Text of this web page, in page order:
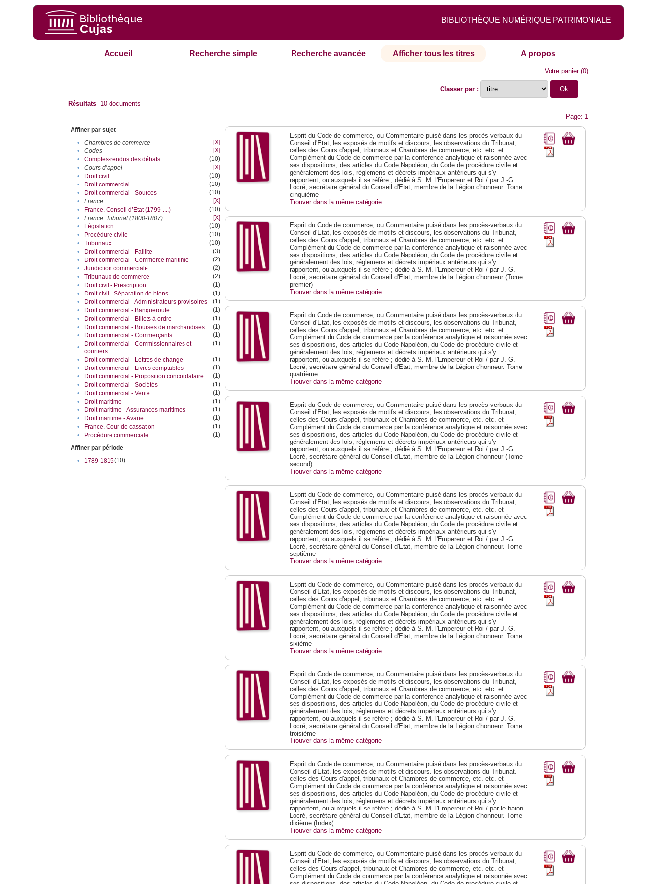
BIBLIOTHÈQUE NUMÉRIQUE PATRIMONIALE
Accueil Recherche simple Recherche avancée Afficher tous les titres A propos
Votre panier(0)
Classer par :
Résultats 10 documents
Page: 1
Affiner par sujet
•
Chambres de commerce
[X]
•
Codes
[X]
•
Comptes-rendus des débats
(10)
•
Cours d’appel
[X]
•
Droit civil
(10)
•
Droit commercial
(10)
•
Droit commercial - Sources
(10)
•
France
[X]
•
France. Conseil d’Etat (1799-....)
(10)
•
France. Tribunat (1800-1807)
[X]
•
Législation
(10)
•
Procédure civile
(10)
•
Tribunaux
(10)
•
Droit commercial - Faillite
(3)
•
Droit commercial - Commerce maritime
(2)
•
Juridiction commerciale
(2)
•
Tribunaux de commerce
(2)
•
Droit civil - Prescription
(1)
•
Droit civil - Séparation de biens
(1)
•
Droit commercial - Administrateurs provisoires
(1)
•
Droit commercial - Banqueroute
(1)
•
Droit commercial - Billets à ordre
(1)
•
Droit commercial - Bourses de marchandises
(1)
•
Droit commercial - Commerçants
(1)
•
Droit commercial - Commissionnaires et
courtiers
(1)
• Droit commercial - Lettres de change
(1)
•
Droit commercial - Livres comptables
(1)
•
Droit commercial - Proposition concordataire
(1)
•
Droit commercial - Sociétés
(1)
•
Droit commercial - Vente
(1)
•
Droit maritime
(1)
•
Droit maritime - Assurances maritimes
(1)
•
Droit maritime - Avarie
(1)
•
France. Cour de cassation
(1)
•
Procédure commerciale
(1)
Affiner par période
•
1789-1815(10)
Esprit du Code de commerce, ou Commentaire puisé dans les procès-verbaux du
Conseil d'Etat, les exposés de motifs et discours, les observations du Tribunat,
celles des Cours d'appel, tribunaux et Chambres de commerce, etc. etc. et
Complément du Code de commerce par la conférence analytique et raisonnée avec
ses dispositions, des articles du Code Napoléon, du Code de procédure civile et
généralement des lois, réglemens et décrets impériaux antérieurs qui s'y
rapportent, ou auxquels il se réfère ; dédié à S. M. l'Empereur et Roi / par J.-G.
Locré, secrétaire général du Conseil d'Etat, membre de la Légion d'honneur. Tome
cinquième
Trouver dans la même catégorie
Esprit du Code de commerce, ou Commentaire puisé dans les procès-verbaux du
Conseil d'Etat, les exposés de motifs et discours, les observations du Tribunat,
celles des Cours d'appel, tribunaux et Chambres de commerce, etc. etc. et
Complément du Code de commerce par la conférence analytique et raisonnée avec
ses dispositions, des articles du Code Napoléon, du Code de procédure civile et
généralement des lois, réglemens et décrets impériaux antérieurs qui s'y
rapportent, ou auxquels il se réfère ; dédié à S. M. l'Empereur et Roi / par J.-G.
Locré, secrétaire général du Conseil d'Etat, membre de la Légion d'honneur (Tome
premier)
Trouver dans la même catégorie
Esprit du Code de commerce, ou Commentaire puisé dans les procès-verbaux du
Conseil d'Etat, les exposés de motifs et discours, les observations du Tribunat,
celles des Cours d'appel, tribunaux et Chambres de commerce, etc. etc. et
Complément du Code de commerce par la conférence analytique et raisonnée avec
ses dispositions, des articles du Code Napoléon, du Code de procédure civile et
généralement des lois, réglemens et décrets impériaux antérieurs qui s'y
rapportent, ou auxquels il se réfère ; dédié à S. M. l'Empereur et Roi / par J.-G.
Locré, secrétaire général du Conseil d'Etat, membre de la Légion d'honneur. Tome
quatrième
Trouver dans la même catégorie
Esprit du Code de commerce, ou Commentaire puisé dans les procès-verbaux du
Conseil d'Etat, les exposés de motifs et discours, les observations du Tribunat,
celles des Cours d'appel, tribunaux et Chambres de commerce, etc. etc. et
Complément du Code de commerce par la conférence analytique et raisonnée avec
ses dispositions, des articles du Code Napoléon, du Code de procédure civile et
généralement des lois, réglemens et décrets impériaux antérieurs qui s'y
rapportent, ou auxquels il se réfère ; dédié à S. M. l'Empereur et Roi / par J.-G.
Locré, secrétaire général du Conseil d'Etat, membre de la Légion d'honneur (Tome
second)
Trouver dans la même catégorie
Esprit du Code de commerce, ou Commentaire puisé dans les procès-verbaux du
Conseil d'Etat, les exposés de motifs et discours, les observations du Tribunat,
celles des Cours d'appel, tribunaux et Chambres de commerce, etc. etc. et
Complément du Code de commerce par la conférence analytique et raisonnée avec
ses dispositions, des articles du Code Napoléon, du Code de procédure civile et
généralement des lois, réglemens et décrets impériaux antérieurs qui s'y
rapportent, ou auxquels il se réfère ; dédié à S. M. l'Empereur et Roi / par J.-G.
Locré, secrétaire général du Conseil d'Etat, membre de la Légion d'honneur. Tome
septième
Trouver dans la même catégorie
Esprit du Code de commerce, ou Commentaire puisé dans les procès-verbaux du
Conseil d'Etat, les exposés de motifs et discours, les observations du Tribunat,
celles des Cours d'appel, tribunaux et Chambres de commerce, etc. etc. et
Complément du Code de commerce par la conférence analytique et raisonnée avec
ses dispositions, des articles du Code Napoléon, du Code de procédure civile et
généralement des lois, réglemens et décrets impériaux antérieurs qui s'y
rapportent, ou auxquels il se réfère ; dédié à S. M. l'Empereur et Roi / par J.-G.
Locré, secrétaire général du Conseil d'Etat, membre de la Légion d'honneur. Tome
sixième
Trouver dans la même catégorie
Esprit du Code de commerce, ou Commentaire puisé dans les procès-verbaux du
Conseil d'Etat, les exposés de motifs et discours, les observations du Tribunat,
celles des Cours d'appel, tribunaux et Chambres de commerce, etc. etc. et
Complément du Code de commerce par la conférence analytique et raisonnée avec
ses dispositions, des articles du Code Napoléon, du Code de procédure civile et
généralement des lois, réglemens et décrets impériaux antérieurs qui s'y
rapportent, ou auxquels il se réfère ; dédié à S. M. l'Empereur et Roi / par J.-G.
Locré, secrétaire général du Conseil d'Etat, membre de la Légion d'honneur. Tome
troisième
Trouver dans la même catégorie
Esprit du Code de commerce, ou Commentaire puisé dans les procès-verbaux du
Conseil d'Etat, les exposés de motifs et discours, les observations du Tribunat,
celles des Cours d'appel, tribunaux et Chambres de commerce, etc. etc. et
Complément du Code de commerce par la conférence analytique et raisonnée avec
ses dispositions, des articles du Code Napoléon, du Code de procédure civile et
généralement des lois, réglemens et décrets impériaux antérieurs qui s'y
rapportent, ou auxquels il se réfère ; dédié à S. M. l'Empereur et Roi / par le baron
Locré, secrétaire général du Conseil d'Etat, membre de la Légion d'honneur. Tome
dixième (Index(
Trouver dans la même catégorie
Esprit du Code de commerce, ou Commentaire puisé dans les procès-verbaux du
Conseil d'Etat, les exposés de motifs et discours, les observations du Tribunat,
celles des Cours d'appel, tribunaux et Chambres de commerce, etc. etc. et
Complément du Code de commerce par la conférence analytique et raisonnée avec